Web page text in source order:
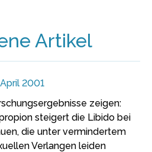
Artikel
2001
zeigen:
steigert die Libido bei
die unter vermindertem
Verlangen leiden